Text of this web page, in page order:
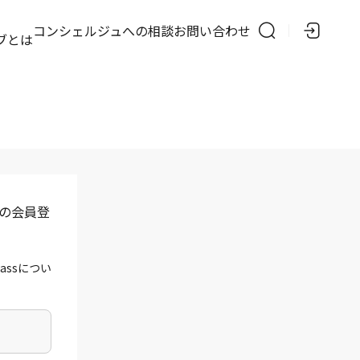
とはコンシェルジュへの相談お問い合わせ
会員登
につい